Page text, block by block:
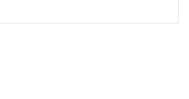
iniciada no vídeo da faixa-